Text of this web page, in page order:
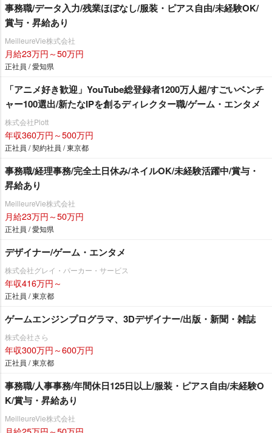
事務職/データ入力/残業ほぼなし/服装・ピアス自由/未経験OK/
賞与・昇給あり
MeilleureVie株式会社
月給23万円～50万円
正社員 / 愛知県
「アニメ好き歓迎」YouTube総登録者1200万人超/すごいベンチ
ャー100選出/新たなIPを創るディレクター職/ゲーム・エンタメ
株式会社Plott
年収360万円～500万円
正社員 / 契約社員 / 東京都
事務職/経理事務/完全土日休み/ネイルOK/未経験活躍中/賞与・
昇給あり
MeilleureVie株式会社
月給23万円～50万円
正社員 / 愛知県
デザイナー/ゲーム・エンタメ
株式会社グレイ・パーカー・サービス
年収416万円～
正社員 / 東京都
ゲームエンジンプログラマ、3Dデザイナー/出版・新聞・雑誌
株式会社さら
年収300万円～600万円
正社員 / 東京都
事務職/人事事務/年間休日125日以上/服装・ピアス自由/未経験O
K/賞与・昇給あり
MeilleureVie株式会社